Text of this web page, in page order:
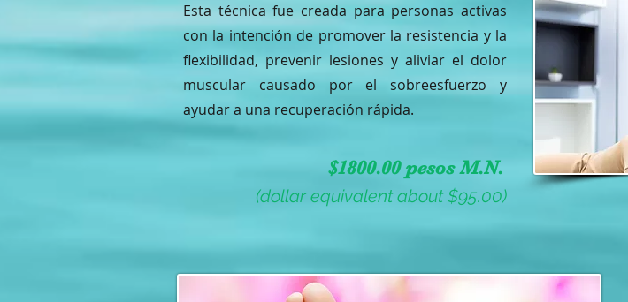
Esta técnica fue creada para personas activas
con la intención de promover la resistencia y la
flexibilidad, prevenir lesiones y aliviar el dolor
muscular causado por el sobreesfuerzo y
ayudar a una recuperación rápida.
$1800.00 pesos M.N.
(dollar equivalent about $95.00)